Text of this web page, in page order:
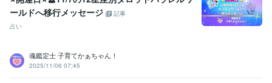
感じていただけますよう
鑑定書を作成しております。
福祉住環境コーディネーター2級
福祉用具専門相談員
ールドへ移行メッセージ
記事
占い
魂鑑定士 子育てかぁちゃん！
2025/11/06 07:45